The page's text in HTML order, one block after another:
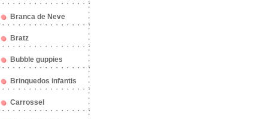
Branca de Neve
Bratz
Bubble guppies
Brinquedos infantis
Carrossel